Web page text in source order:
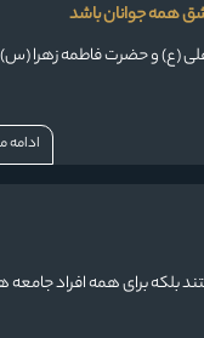
همه جوانان باشد
علی (ع) و حضرت فاطمه زهرا (س)
بلکه برای همه افراد